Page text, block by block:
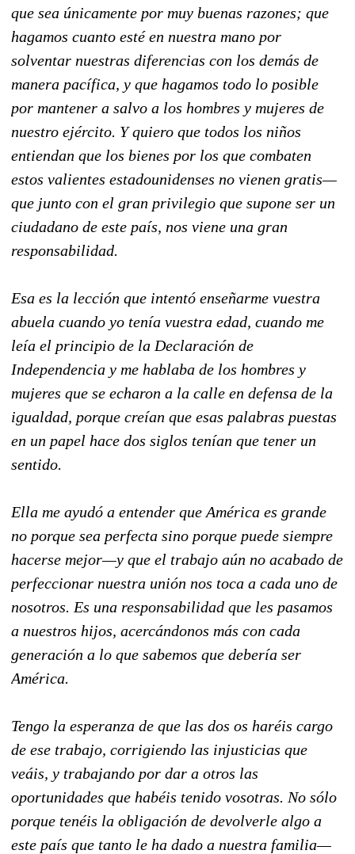
que sea únicamente por muy buenas razones; que
hagamos cuanto esté en nuestra mano por
solventar nuestras diferencias con los demás de
manera pacífica, y que hagamos todo lo posible
por mantener a salvo a los hombres y mujeres de
nuestro ejército. Y quiero que todos los niños
entiendan que los bienes por los que combaten
estos valientes estadounidenses no vienen gratis—
que junto con el gran privilegio que supone ser un
ciudadano de este país, nos viene una gran
responsabilidad.
Esa es la lección que intentó enseñarme vuestra
abuela cuando yo tenía vuestra edad, cuando me
leía el principio de la Declaración de
Independencia y me hablaba de los hombres y
mujeres que se echaron a la calle en defensa de la
igualdad, porque creían que esas palabras puestas
en un papel hace dos siglos tenían que tener un
sentido.
Ella me ayudó a entender que América es grande
no porque sea perfecta sino porque puede siempre
hacerse mejor—y que el trabajo aún no acabado de
perfeccionar nuestra unión nos toca a cada uno de
nosotros. Es una responsabilidad que les pasamos
a nuestros hijos, acercándonos más con cada
generación a lo que sabemos que debería ser
América.
Tengo la esperanza de que las dos os haréis cargo
de ese trabajo, corrigiendo las injusticias que
veáis, y trabajando por dar a otros las
oportunidades que habéis tenido vosotras. No sólo
porque tenéis la obligación de devolverle algo a
este país que tanto le ha dado a nuestra familia—